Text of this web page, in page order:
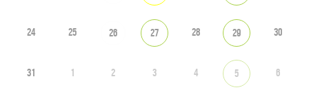
24 25 26 27 28 29 30
31 1 2 3 4 5 6